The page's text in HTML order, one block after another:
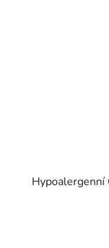
Hypoalergenní